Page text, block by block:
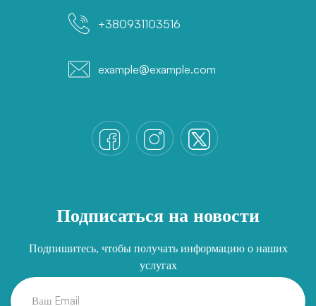
+380931103516
example@example.com
Подписаться на новости
Подпишитесь, чтобы получать информацию о наших
услугах